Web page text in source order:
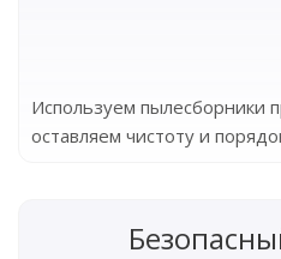
Используем пылесборники
оставляем чистоту и